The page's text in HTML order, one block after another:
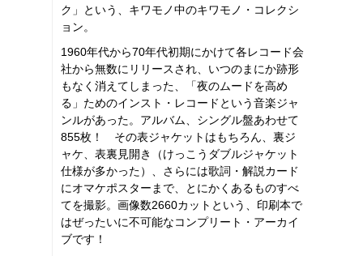
ク」という、キワモノ中のキワモノ・コレクシ
ョン。
1960年代から70年代初期にかけて各レコード会
社から無数にリリースされ、いつのまにか跡形
もなく消えてしまった、「夜のムードを高め
る」ためのインスト・レコードという音楽ジャ
ンルがあった。アルバム、シングル盤あわせて
855枚！ その表ジャケットはもちろん、裏ジ
ャケ、表裏見開き（けっこうダブルジャケット
仕様が多かった）、さらには歌詞・解説カード
にオマケポスターまで、とにかくあるものすべ
てを撮影。画像数2660カットという、印刷本で
はぜったいに不可能なコンプリート・アーカイ
ブです！